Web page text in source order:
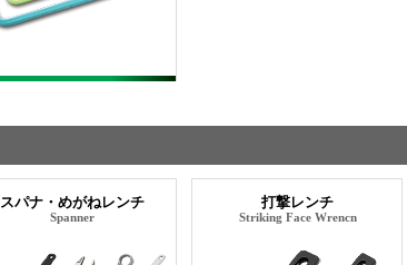
スパナ・めがねレンチ
Spanner
打撃レンチ
Striking Face Wrencn